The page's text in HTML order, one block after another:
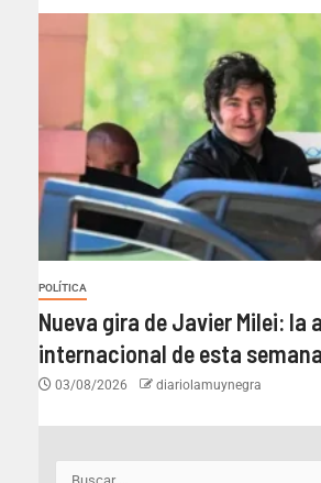
POLÍTICA
Nueva gira de Javier Milei: la
internacional de esta semana
03/08/2026 diariolamuynegra